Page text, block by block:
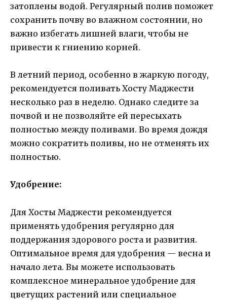
затоплены водой. Регулярный полив поможет
сохранить почву во влажном состоянии, но
важно избегать лишней влаги, чтобы не
привести к гниению корней.
В летний период, особенно в жаркую погоду,
рекомендуется поливать Хосту Маджести
несколько раз в неделю. Однако следите за
почвой и не позволяйте ей пересыхать
полностью между поливами. Во время дождя
можно сократить поливы, но не отменять их
полностью.
Удобрение:
Для Хосты Маджести рекомендуется
применять удобрения регулярно для
поддержания здорового роста и развития.
Оптимальное время для удобрения — весна и
начало лета. Вы можете использовать
комплексное минеральное удобрение для
цветущих растений или специальное